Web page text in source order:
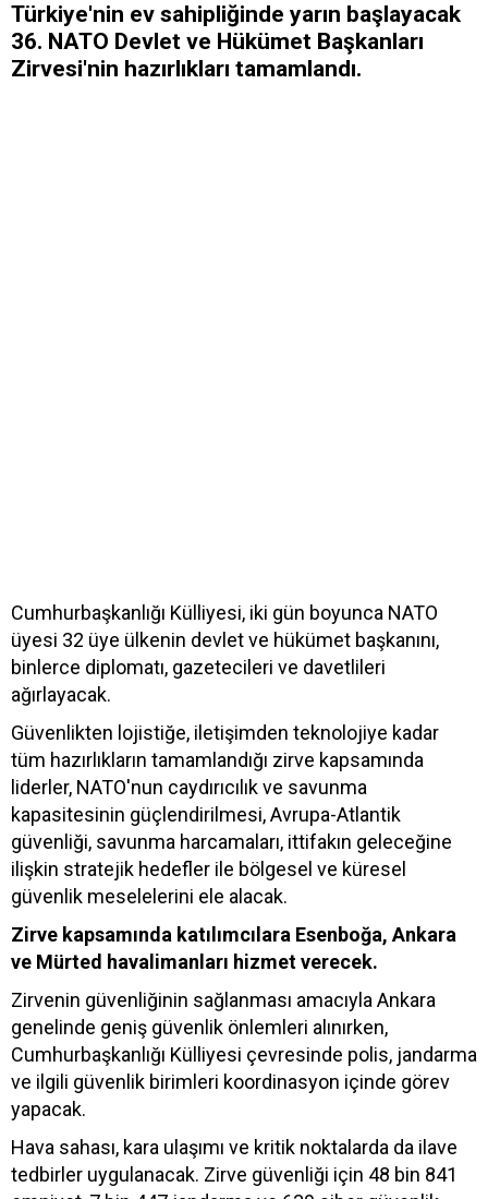
Türkiye'nin ev sahipliğinde yarın başlayacak
36. NATO Devlet ve Hükümet Başkanları
Zirvesi'nin hazırlıkları tamamlandı.
Cumhurbaşkanlığı Külliyesi, iki gün boyunca NATO
üyesi 32 üye ülkenin devlet ve hükümet başkanını,
binlerce diplomatı, gazetecileri ve davetlileri
ağırlayacak.
Güvenlikten lojistiğe, iletişimden teknolojiye kadar
tüm hazırlıkların tamamlandığı zirve kapsamında
liderler, NATO'nun caydırıcılık ve savunma
kapasitesinin güçlendirilmesi, Avrupa-Atlantik
güvenliği, savunma harcamaları, ittifakın geleceğine
ilişkin stratejik hedefler ile bölgesel ve küresel
güvenlik meselelerini ele alacak.
Zirve kapsamında katılımcılara Esenboğa, Ankara
ve Mürted havalimanları hizmet verecek.
Zirvenin güvenliğinin sağlanması amacıyla Ankara
genelinde geniş güvenlik önlemleri alınırken,
Cumhurbaşkanlığı Külliyesi çevresinde polis, jandarma
ve ilgili güvenlik birimleri koordinasyon içinde görev
yapacak.
Hava sahası, kara ulaşımı ve kritik noktalarda da ilave
tedbirler uygulanacak. Zirve güvenliği için 48 bin 841